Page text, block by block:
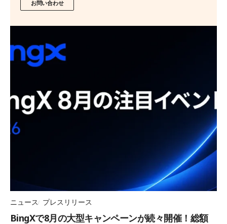
お問い合わせ
ニュース プレスリリース
BingXで8月の大型キャンペーンが続々開催！総額